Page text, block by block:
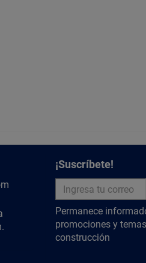
¡Suscríbete!
Permanece
promociones y
construcción